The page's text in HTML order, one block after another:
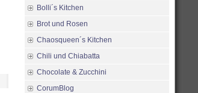
Bolli´s Kitchen
Brot und Rosen
Chaosqueen´s Kitchen
Chili und Chiabatta
Chocolate & Zucchini
CorumBlog